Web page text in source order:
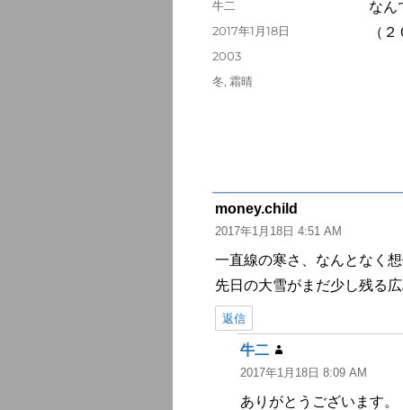
なん
（
投
牛二
投
2017年1月18日
カ
テ
2003
タ
冬, 霜晴
money.child
り:
2017年1月18日 4:51 AM
一直線の寒さ、なんとなく想
先日の大雪がまだ少し残る
返信
牛二
り:
2017年1月18日 8:09 AM
ありがとうございます。